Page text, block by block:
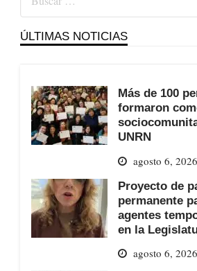
ÚLTIMAS NOTICIAS
Más de 100
formaron
UNRN
agosto 6, 2026
Proyecto de
permanente
agentes
en la
agosto 6, 2026